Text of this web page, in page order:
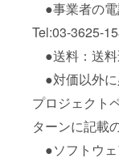
●事業者の電
Tel:03-3625-
●送料：送
●対価以外に
プロジェクト
ターンに記載
●ソフトウェ